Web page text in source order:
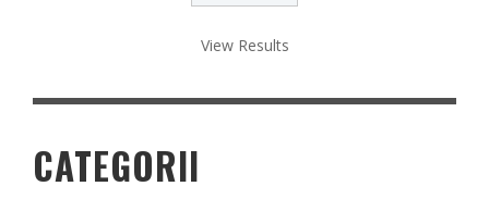
View Results
CATEGORII